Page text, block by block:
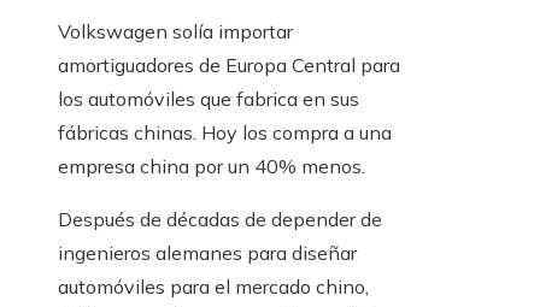
Volkswagen solía importar
amortiguadores de Europa Central para
los automóviles que fabrica en sus
fábricas chinas. Hoy los compra a una
empresa china por un 40% menos.
Después de décadas de depender de
ingenieros alemanes para diseñar
automóviles para el mercado chino,